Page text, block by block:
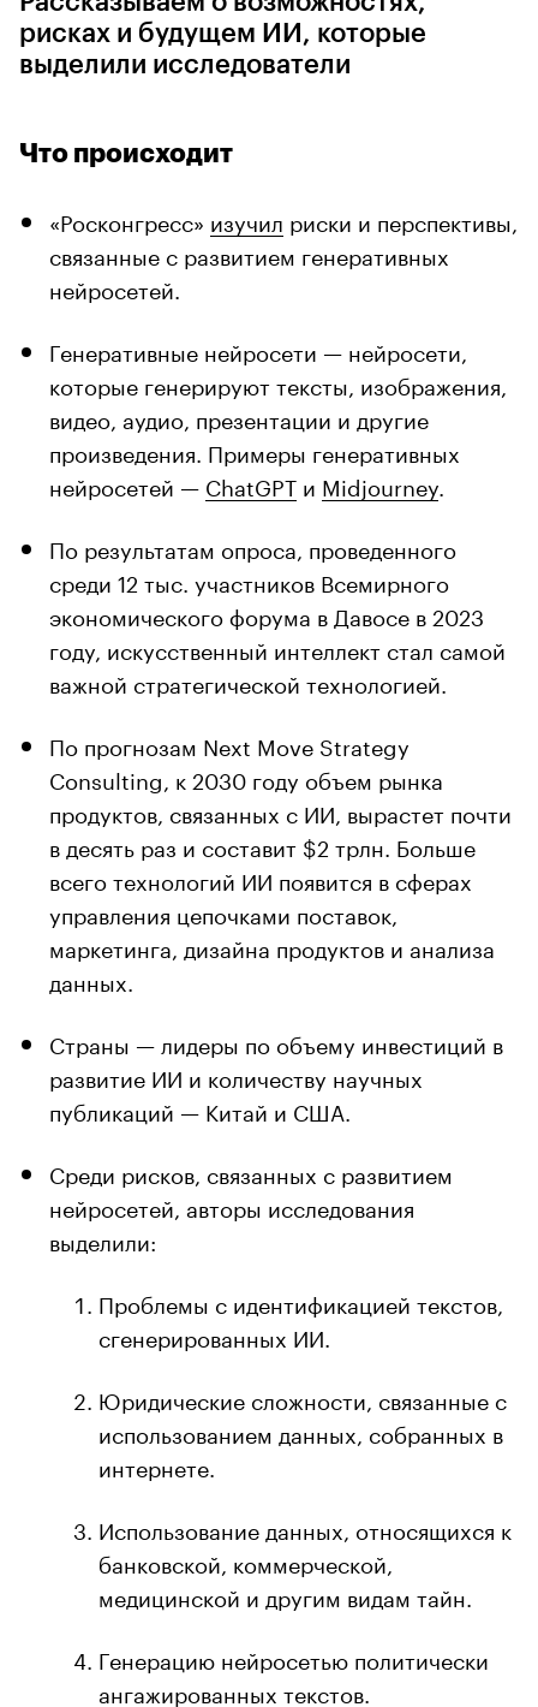
рисках и будущем ИИ, которые
выделили исследователи
Что происходит
«Росконгресс» изучил риски и перспективы,
связанные с развитием генеративных
нейросетей.
Генеративные нейросети — нейросети,
которые генерируют тексты, изображения,
видео, аудио, презентации и другие
произведения. Примеры генеративных
нейросетей — ChatGPT и Midjourney
По результатам опроса, проведенного
среди 12 тыс. участников Всемирного
экономического форума в Давосе в 2023
году, искусственный интеллект стал самой
важной стратегической технологией.
По прогнозам Next Move Strategy
Consulting, к 2030 году объем рынка
продуктов, связанных с ИИ, вырастет почти
в десять раз и составит $2 трлн. Больше
всего технологий ИИ появится в сферах
управления цепочками поставок,
маркетинга, дизайна продуктов и анализа
данных.
Страны — лидеры по объему инвестиций в
развитие ИИ и количеству научных
публикаций — Китай и США.
Среди рисков, связанных с развитием
нейросетей, авторы исследования
выделили:
Проблемы с идентификацией текстов,
сгенерированных ИИ.
Юридические сложности, связанные с
использованием данных, собранных в
интернете.
Использование данных, относящихся к
банковской, коммерческой,
медицинской и другим видам тайн.
Генерацию нейросетью политически
ангажированных текстов.